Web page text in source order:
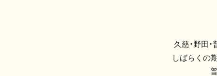
久慈・野田
しばらくの